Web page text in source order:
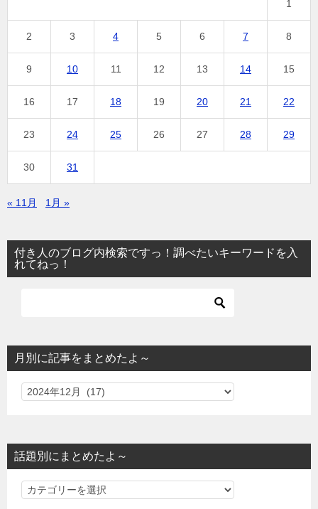
1
2 3 4 5 6 7 8
9 10 11 12 13 14 15
16 17 18 19 20 21 22
23 24 25 26 27 28 29
30 31
« 11月 1月 »
付き人のブログ内検索ですっ！調べたいキーワードを入
れてねっ！
月別に記事をまとめたよ～
話題別にまとめたよ～
話